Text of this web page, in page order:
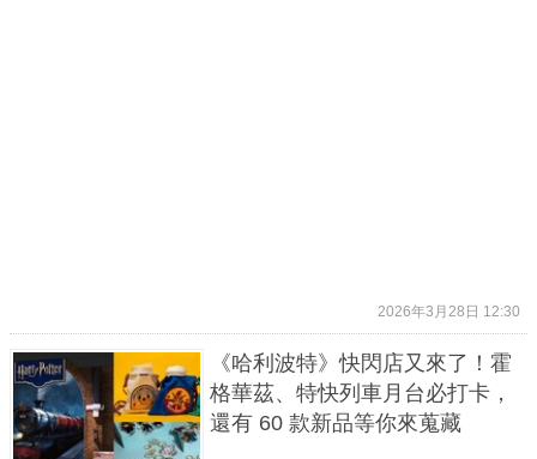
2026年3月28日 12:30
《哈利波特》快閃店又來了！霍
格華茲、特快列車月台必打卡，
還有 60 款新品等你來蒐藏